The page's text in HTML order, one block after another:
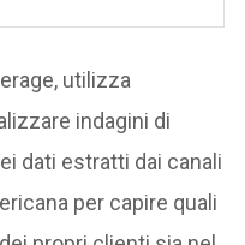
utilizza
indagini di
dati estratti dai canali
per capire quali